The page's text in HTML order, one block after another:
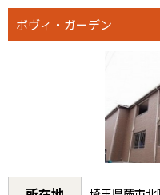
ボヴィ・ガーデン